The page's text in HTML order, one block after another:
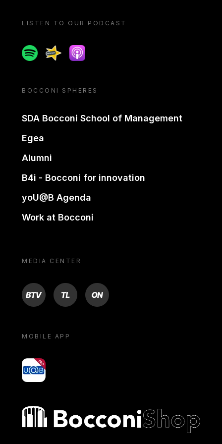
LISTEN TO OUR PODCAST
SpotifySpreakerApple podcast
BOCCONI SPHERES
SDA Bocconi School of Management
Egea
Alumni
B4i - Bocconi for innovation
yoU@B Agenda
Work at Bocconi
MEDIA CENTER
BTV TL ON
MOBILE APP
yoU@B
Bocconi shop